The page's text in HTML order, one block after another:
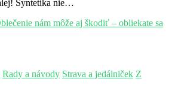
Syntetika nie…
nám môže aj škodiť – obliekate sa
Rady a návody Strava a jedálniček Z